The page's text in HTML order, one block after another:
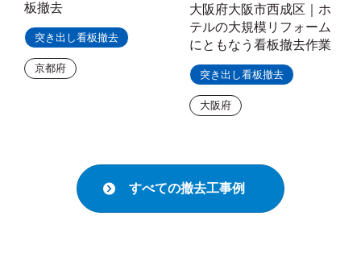
板撤去
突き出し看板撤去
京都府
大阪府大阪市西成区｜ホ
テルの大規模リフォーム
にともなう看板撤去作業
突き出し看板撤去
大阪府
すべての撤去工事例